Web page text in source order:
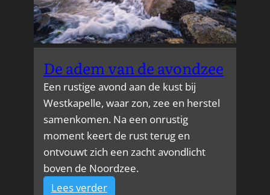
De adem van de avondzee
Een rustige avond aan de kust bij
Westkapelle, waar zon, zee en herstel
samenkomen. Na een onrustig
moment keert de rust terug en
ontvouwt zich een zacht avondlicht
boven de Noordzee.
Lees verder: